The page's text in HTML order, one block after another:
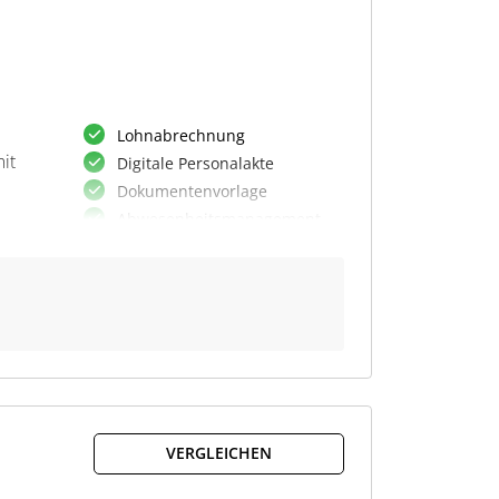
Lohnabrechnung
Digitale Personalakte
Dokumentenvorlage
VERGLEICHEN